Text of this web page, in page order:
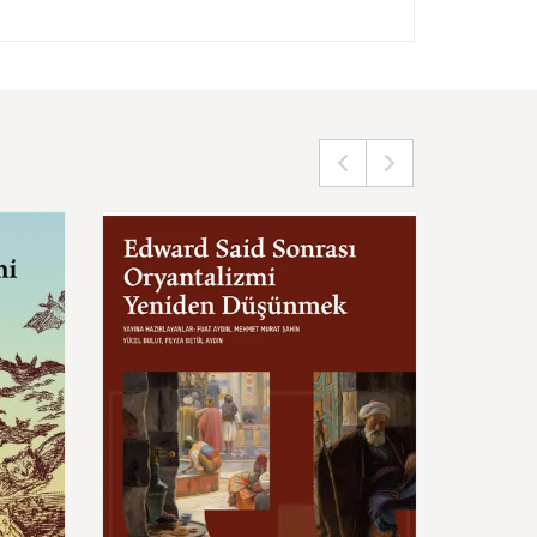
EdwardSaidSonrası
OryantalizmiYeniden
Düşünmek